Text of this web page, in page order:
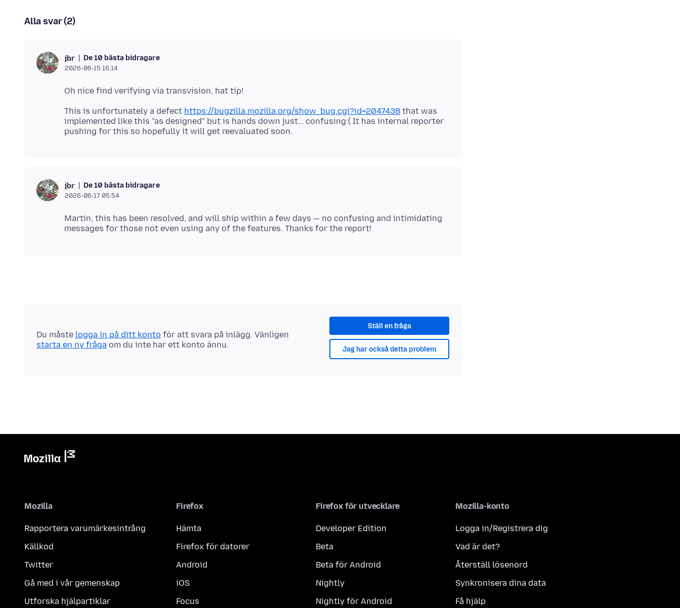
Alla svar (2)
jbr De 10 bästa bidragare
2026-06-15 16:14
This is unfortunately a defect https://bugzilla.mozilla.org/show_bug.cgi?id=2047438 that was
implemented like this "as designed" but is hands down just… confusing:( It has internal reporter
jbr De 10 bästa bidragare
2026-06-17 05:54
Martin, this has been resolved, and will ship within a few days — no confusing and intimidating
Ställ en fråga
Jag har också detta problem
Du måste logga in på ditt konto för att svara på inlägg. Vänligen
starta en ny fråga om du inte har ett konto ännu.
Mozilla
Rapportera varumärkesintrång
Källkod
Twitter
Gå med i vår gemenskap
Utforska hjälpartiklar
Firefox
Hämta
Firefox för datorer
Android
iOS
Focus
Firefox för utvecklare
Developer Edition
Beta
Beta för Android
Nightly
Nightly för Android
Mozilla-konto
Logga in/Registrera dig
Vad är det?
Återställ lösenord
Synkronisera dina data
Få hjälp